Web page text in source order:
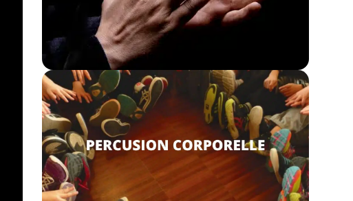
Metz
Montpellier
Nice
Paris
Bretagne
Normandie
Sud-Ouest